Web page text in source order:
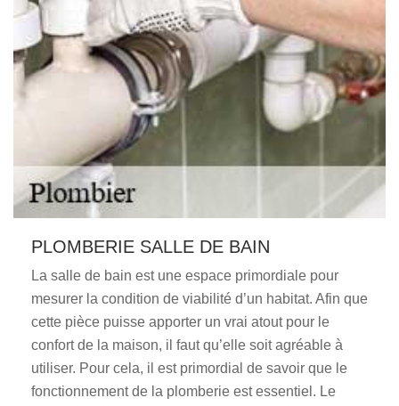
PLOMBERIE SALLE DE BAIN
La salle de bain est une espace primordiale pour
mesurer la condition de viabilité d’un habitat. Afin que
cette pièce puisse apporter un vrai atout pour le
confort de la maison, il faut qu’elle soit agréable à
utiliser. Pour cela, il est primordial de savoir que le
fonctionnement de la plomberie est essentiel. Le